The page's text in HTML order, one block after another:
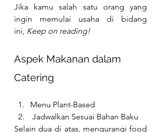
Jika kamu salah satu orang yang
ingin memulai usaha di bidang
ini, Keep on reading!
Aspek Makanan dalam
Catering
Menu Plant-Based
Jadwalkan Sesuai Bahan Baku
Selain dua di atas, mengurangi food